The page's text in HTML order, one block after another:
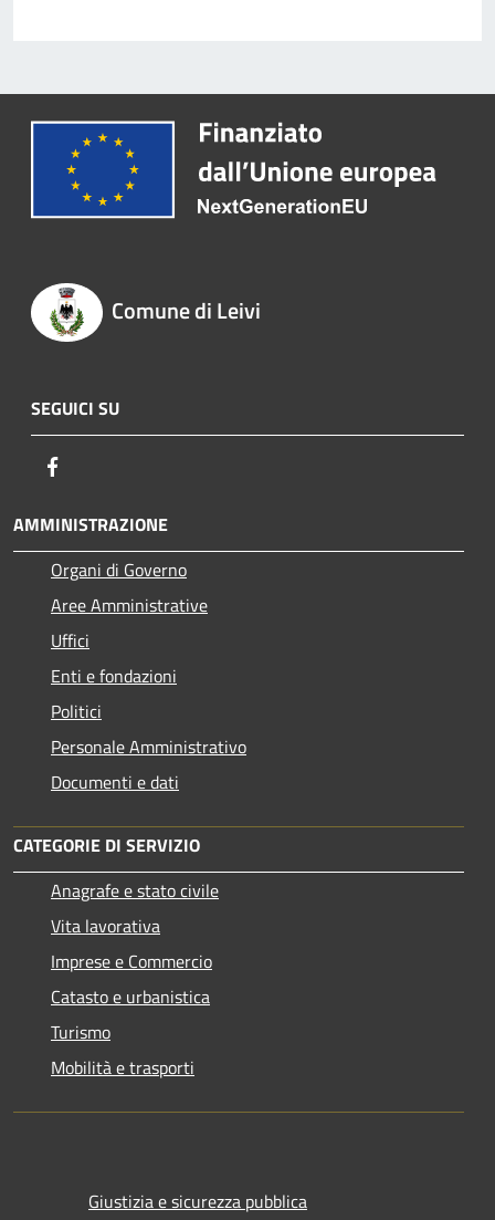
Comune di Leivi
SEGUICI SU
AMMINISTRAZIONE
Organi di Governo
Aree Amministrative
Uffici
Enti e fondazioni
Politici
Personale Amministrativo
Documenti e dati
CATEGORIE DI SERVIZIO
Anagrafe e stato civile
Vita lavorativa
Imprese e Commercio
Catasto e urbanistica
Turismo
Mobilità e trasporti
Giustizia e sicurezza pubblica